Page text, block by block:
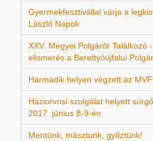
Gyermekfesztivállal várja a
László Napok
XXV. Megyei Polgárőr Találkozó
elismerés a Berettyóújfalui
Harmadik helyen végzett az
Háziorvosi szolgálat helyett
2017. június 8-9-én
Mentünk, másztunk, győztünk!